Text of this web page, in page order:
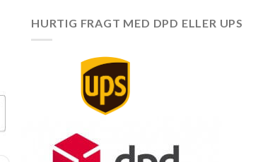
HURTIG FRAGT MED DPD ELLER UPS